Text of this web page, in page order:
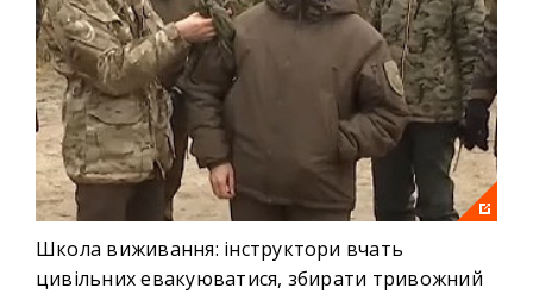
Школа виживання: інструктори вчать
цивільних евакуюватися, збирати тривожний